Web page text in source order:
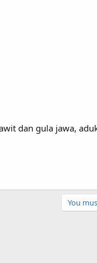
dan gula jawa,
You